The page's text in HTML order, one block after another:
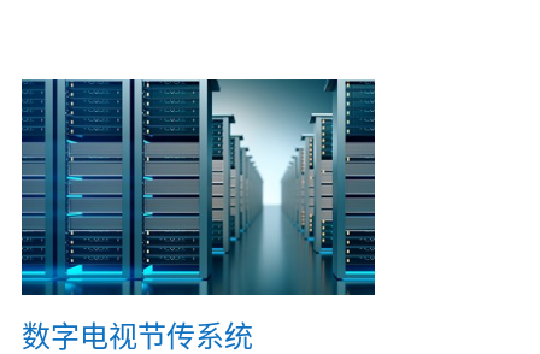
数字电视节传系统